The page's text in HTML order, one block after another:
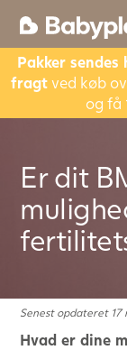
Pakker
fragtved køb
og få
Er dit
Senest opdateret 17
Hvad er dine